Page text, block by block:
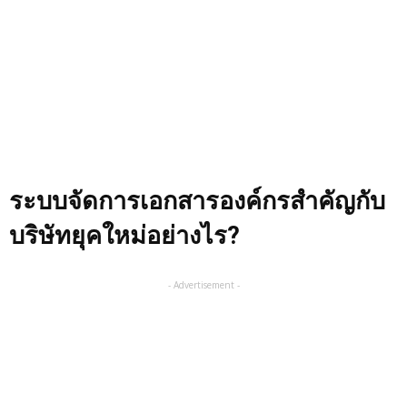
ระบบจัดการเอกสารองค์กรสำคัญกับ
บริษัทยุคใหม่อย่างไร?
- Advertisement -